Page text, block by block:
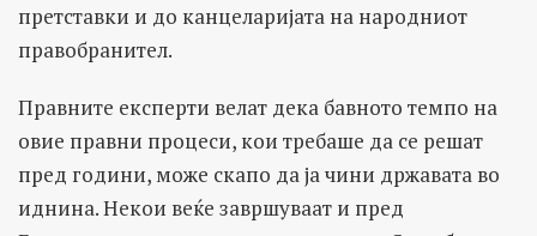
претставки и до канцеларијата на народниот
правобранител.
Правните експерти велат дека бавното темпо на
овие правни процеси, кои требаше да се решат
пред години, може скапо да ја чини државата во
иднина. Некои веќе завршуваат и пред